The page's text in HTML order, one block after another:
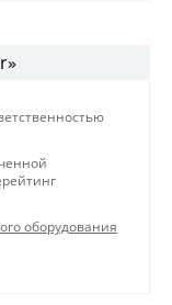
оборудования